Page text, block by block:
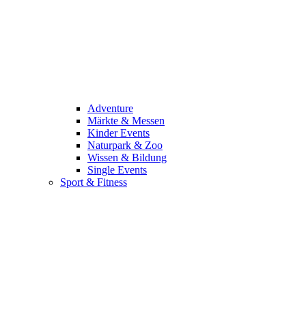
Adventure
Märkte & Messen
Kinder Events
Naturpark & Zoo
Wissen & Bildung
Single Events
Sport & Fitness